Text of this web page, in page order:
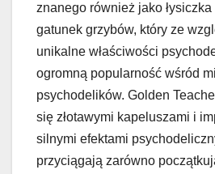
znanego również jako
gatunek grzybów, który ze
unikalne właściwości
ogromną popularność wśród
psychodelików. Golden
się złotawymi kapeluszami i
silnymi efektami
przyciągają zarówno